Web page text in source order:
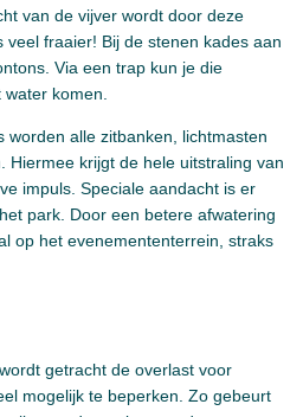
van de vijver wordt door deze
veel fraaier! Bij de stenen kades aan
Via een trap kun je die
komen.
worden alle zitbanken, lichtmasten
Hiermee krijgt de hele uitstraling van
impuls. Speciale aandacht is er
park. Door een betere afwatering
op het evenemententerrein, straks
getracht de overlast voor
mogelijk te beperken. Zo gebeurt